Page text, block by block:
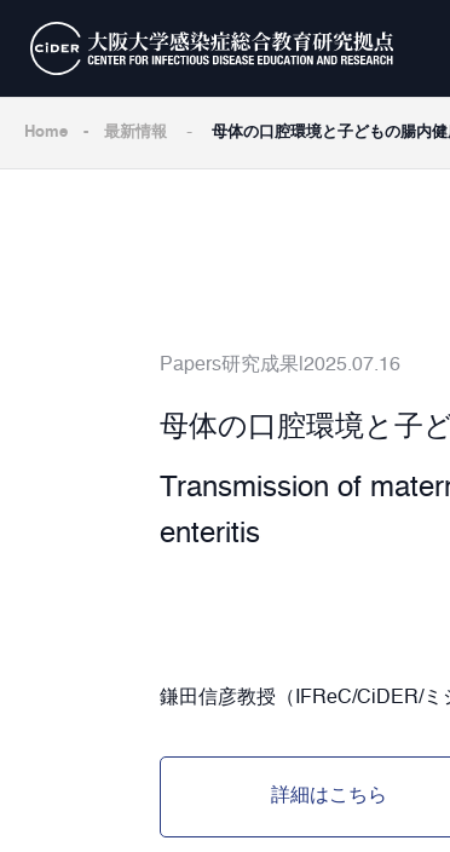
Home - 最新情報 - ⺟体の⼝腔環境と⼦どもの腸内
Papers研究成果 2025.07.16
⺟体の⼝腔環境と⼦
Transmission of
enteritis
鎌田信彦教授（IFReC/CiDER/ミ
詳細はこちら